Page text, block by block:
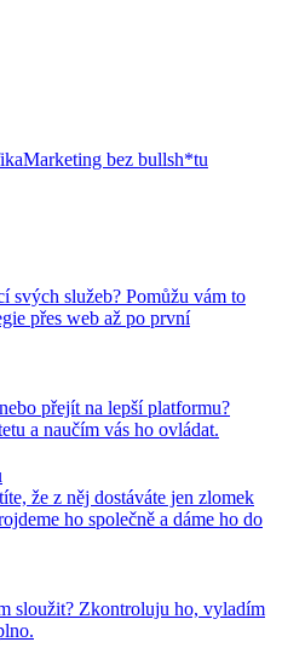
Marketing bez bullsh*tu
svých služeb? Pomůžu vám to
přes web až po první
přejít na lepší platformu?
a naučím vás ho ovládat.
že z něj dostáváte jen zlomek
ho společně a dáme ho do
sloužit? Zkontroluju ho, vyladím